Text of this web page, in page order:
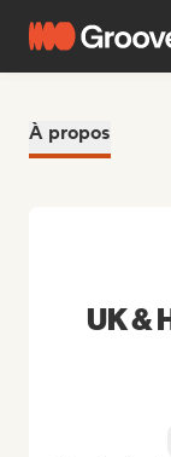
À propos
UK &